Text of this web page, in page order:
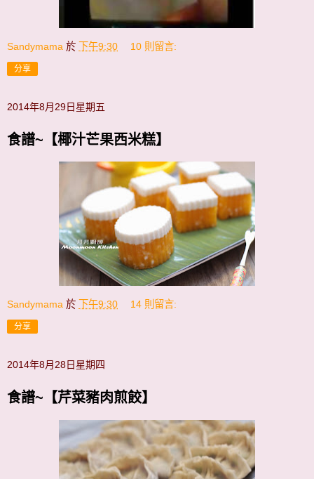
Sandymama 於 下午9:30 10 則留言:
分享
2014年8月29日星期五
食譜~【椰汁芒果西米糕】
Sandymama 於 下午9:30 14 則留言:
分享
2014年8月28日星期四
食譜~【芹菜豬肉煎餃】